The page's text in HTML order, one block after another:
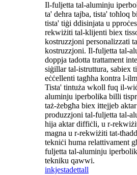
Il-fuljetta tal-aluminju
ta' dehra tajba, tista' toħloq
tista' tiġi ddisinjata u
rekwiżiti tal-klijenti biex
kostruzzjoni personalizzati
kostruzzjoni. Il-fuljetta tal-
doppja tadotta trattament
siġillar tal-istruttura, sabiex
eċċellenti tagħha kontra l-
Tista' tintuża wkoll fuq il-
aluminju iperbolika billi
taż-żebgħa biex ittejjeb
produzzjoni tal-fuljetta tal-
hija aktar diffiċli, u r-
magna u r-rekwiżiti tat-
tekniċi huma relattivament
fuljetta tal-aluminju
tekniku qawwi.
inkjestadettall